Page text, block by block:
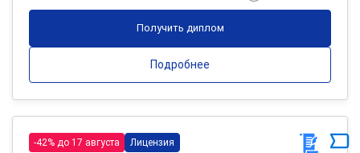
Получить диплом
Подробнее
-42% до 17 августа Лицензия